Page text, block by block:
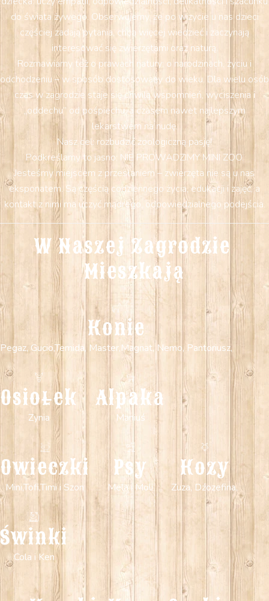
do świata żywego. Obserwujemy, że po wizycie u nas dzieci
częściej zadają pytania, chcą więcej wiedzieć i zaczynają
interesować się zwierzętami oraz naturą.
Rozmawiamy też o prawach natury: o narodzinach, życiu i
odchodzeniu – w sposób dostosowany do wieku. Dla wielu osób
czas w zagrodzie staje się chwilą wspomnień, wyciszenia i
„oddechu” od pośpiechu, a czasem nawet najlepszym
lekarstwem na nudę.
Nasz cel: rozbudzić zoologiczną pasję!
Podkreślamy to jasno: NIE PROWADZIMY MINI ZOO.
Jesteśmy miejscem z przesłaniem – zwierzęta nie są u nas
eksponatem. Są częścią codziennego życia, edukacji i zajęć, a
kontakt z nimi ma uczyć mądrego, odpowiedzialnego podejścia.
W Naszej Zagrodzie
Mieszkają
Konie
Pegaz, Gucio,Temida, Master,Magnat, Nemo, Pantoriusz,
Osiołek
Zynia
Alpaka
Maniuś
Owieczki
Mini,Tofi,Timi i Szon
Psy
Mela i Moli
Kozy
Zuza, Dźozefina,
Świnki
Cola i Ken